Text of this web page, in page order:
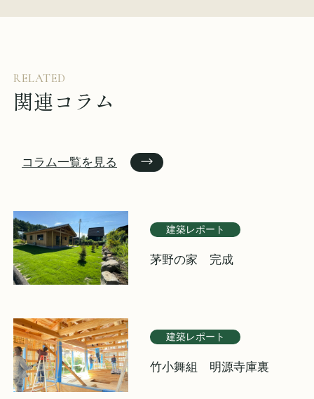
RELATED
関連コラム
コラム一覧を見る
建築レポート
茅野の家 完成
建築レポート
竹小舞組 明源寺庫裏